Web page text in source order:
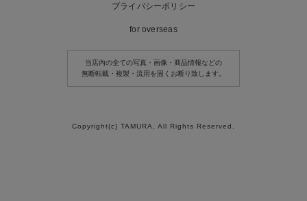
プライバシーポリシー
for overseas
当店内の全ての写真・画像・商品情報などの
無断転載・複製・流用を固くお断り致します。
Copyright(c) TAMURA, All Rights Reserved.